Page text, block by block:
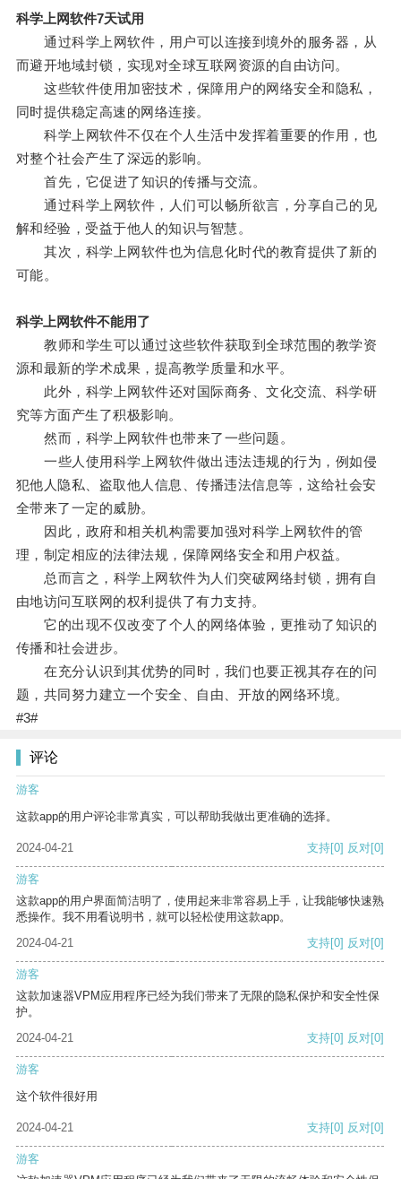
科学上网软件7天试用
通过科学上网软件，用户可以连接到境外的服务器，从
而避开地域封锁，实现对全球互联网资源的自由访问。
这些软件使用加密技术，保障用户的网络安全和隐私，
同时提供稳定高速的网络连接。
科学上网软件不仅在个人生活中发挥着重要的作用，也
对整个社会产生了深远的影响。
首先，它促进了知识的传播与交流。
通过科学上网软件，人们可以畅所欲言，分享自己的见
解和经验，受益于他人的知识与智慧。
其次，科学上网软件也为信息化时代的教育提供了新的
可能。
科学上网软件不能用了
教师和学生可以通过这些软件获取到全球范围的教学资
源和最新的学术成果，提高教学质量和水平。
此外，科学上网软件还对国际商务、文化交流、科学研
究等方面产生了积极影响。
然而，科学上网软件也带来了一些问题。
一些人使用科学上网软件做出违法违规的行为，例如侵
犯他人隐私、盗取他人信息、传播违法信息等，这给社会安
全带来了一定的威胁。
因此，政府和相关机构需要加强对科学上网软件的管
理，制定相应的法律法规，保障网络安全和用户权益。
总而言之，科学上网软件为人们突破网络封锁，拥有自
由地访问互联网的权利提供了有力支持。
它的出现不仅改变了个人的网络体验，更推动了知识的
传播和社会进步。
在充分认识到其优势的同时，我们也要正视其存在的问
题，共同努力建立一个安全、自由、开放的网络环境。
#3#
评论
游客
这款app的用户评论非常真实，可以帮助我做出更准确的选择。
2024-04-21 支持[0] 反对[0]
游客
这款app的用户界面简洁明了，使用起来非常容易上手，让我能够快速熟
悉操作。我不用看说明书，就可以轻松使用这款app。
2024-04-21
支持[0] 反对[0]
游客
这款加速器VPM应用程序已经为我们带来了无限的隐私保护和安全性保
护。
2024-04-21
支持[0] 反对[0]
游客
这个软件很好用
2024-04-21 支持[0] 反对[0]
游客